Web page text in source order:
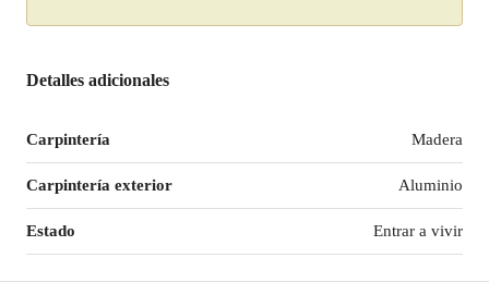
Detalles adicionales
Carpintería Madera
Carpintería exterior Aluminio
Estado Entrar a vivir